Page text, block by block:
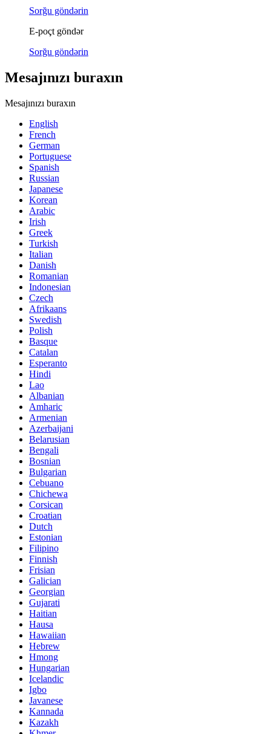
Sorğu göndərin
E-poçt göndər
Sorğu göndərin
Mesajınızı buraxın
Mesajınızı buraxın
English
French
German
Portuguese
Spanish
Russian
Japanese
Korean
Arabic
Irish
Greek
Turkish
Italian
Danish
Romanian
Indonesian
Czech
Afrikaans
Swedish
Polish
Basque
Catalan
Esperanto
Hindi
Lao
Albanian
Amharic
Armenian
Azerbaijani
Belarusian
Bengali
Bosnian
Bulgarian
Cebuano
Chichewa
Corsican
Croatian
Dutch
Estonian
Filipino
Finnish
Frisian
Galician
Georgian
Gujarati
Haitian
Hausa
Hawaiian
Hebrew
Hmong
Hungarian
Icelandic
Igbo
Javanese
Kannada
Kazakh